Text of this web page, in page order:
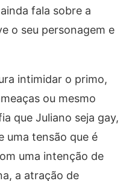
fala sobre a
o seu personagem e
intimidar o primo,
ou mesmo
que Juliano seja gay,
uma tensão que é
uma intenção de
a atração de